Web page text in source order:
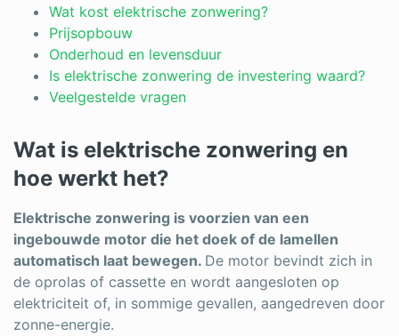
Wat kost elektrische zonwering?
Prijsopbouw
Onderhoud en levensduur
Is elektrische zonwering de investering waard?
Veelgestelde vragen
Wat is elektrische zonwering en
hoe werkt het?
Elektrische zonwering is voorzien van een
ingebouwde motor die het doek of de lamellen
automatisch laat bewegen. De motor bevindt zich in
de oprolas of cassette en wordt aangesloten op
elektriciteit of, in sommige gevallen, aangedreven door
zonne-energie.